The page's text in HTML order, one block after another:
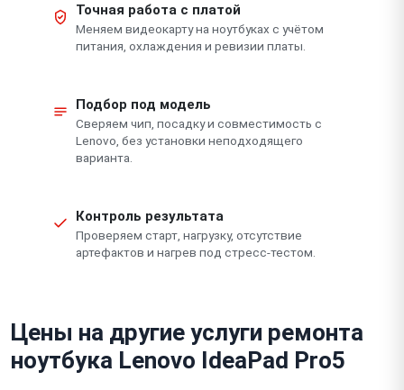
Точная работа с платой
Меняем видеокарту на ноутбуках с учётом
питания, охлаждения и ревизии платы.
Подбор под модель
Сверяем чип, посадку и совместимость с
Lenovo, без установки неподходящего
варианта.
Контроль результата
Проверяем старт, нагрузку, отсутствие
артефактов и нагрев под стресс-тестом.
Цены на другие услуги ремонта
ноутбука Lenovo IdeaPad Pro5